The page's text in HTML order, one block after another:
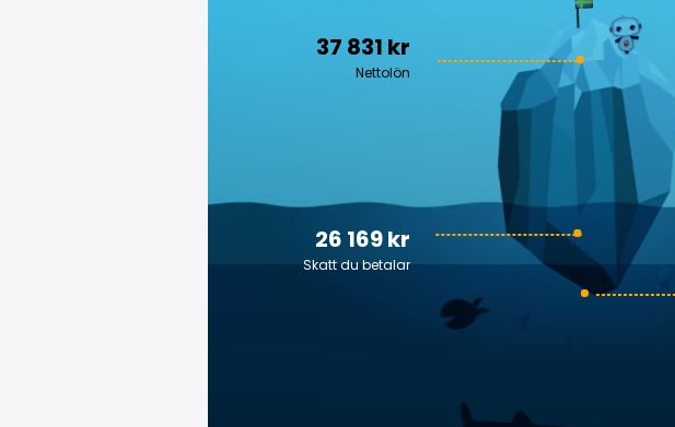
37 831 kr
Nettolön
26 169 kr
Skatt du betalar